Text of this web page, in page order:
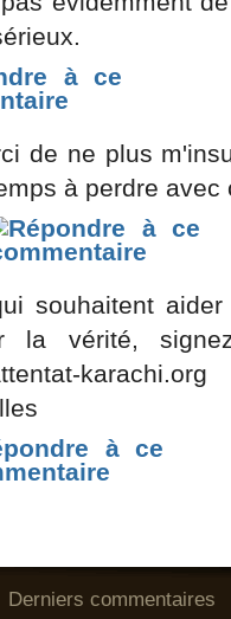
de ne plus
à perdre
souhaitent
la vérité,
karachi.org
Derniers commentaires